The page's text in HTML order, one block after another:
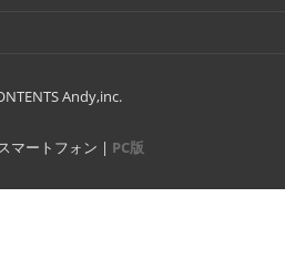
Andy,inc.
マートフォン | PC版